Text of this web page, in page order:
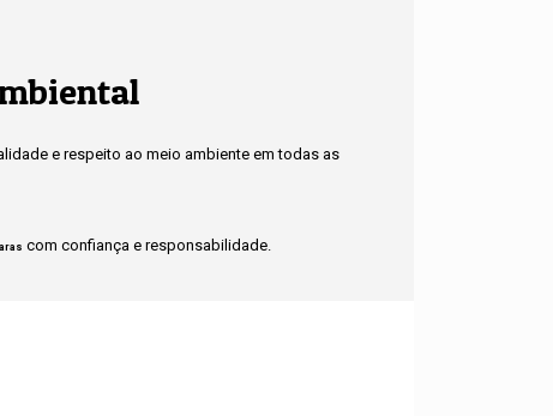
e respeito ao meio ambiente em todas as
com confiança e responsabilidade.